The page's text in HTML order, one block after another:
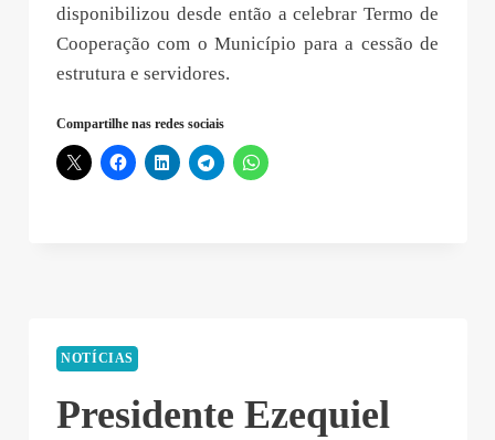
disponibilizou desde então a celebrar Termo de
Cooperação com o Município para a cessão de
estrutura e servidores.
Compartilhe nas redes sociais
NOTÍCIAS
Presidente Ezequiel